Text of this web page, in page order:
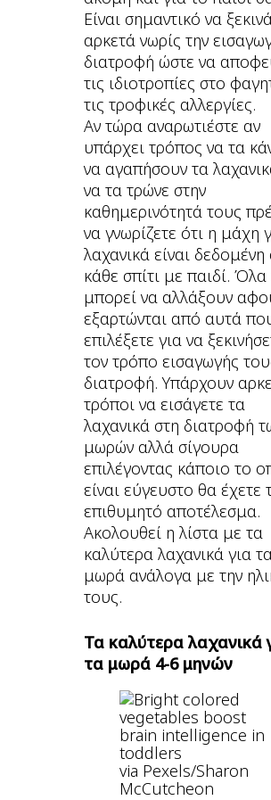
Είναι σημαντικό να
αρκετά νωρίς την
διατροφή ώστε να
τις ιδιοτροπίες στο
τις τροφικές αλλεργίες.
Αν τώρα αναρωτιέστε αν
υπάρχει τρόπος να τα
να αγαπήσουν τα
να τα τρώνε στην
καθημερινότητά τους
να γνωρίζετε ότι η μάχη
λαχανικά είναι δεδομένη
κάθε σπίτι με παιδί.
μπορεί να αλλάξουν
εξαρτώνται από αυτά
επιλέξετε για να
τον τρόπο εισαγωγής
διατροφή. Υπάρχουν
τρόποι να εισάγετε τα
λαχανικά στη διατροφή
μωρών αλλά σίγουρα
επιλέγοντας κάποιο το
είναι εύγευστο θα έχετε
επιθυμητό αποτέλεσμα.
Ακολουθεί η λίστα με τα
καλύτερα λαχανικά για
μωρά ανάλογα με την
τους.
Τα καλύτερα λαχανικά
τα μωρά 4-6 μηνών
via Pexels/Sharon
McCutcheon